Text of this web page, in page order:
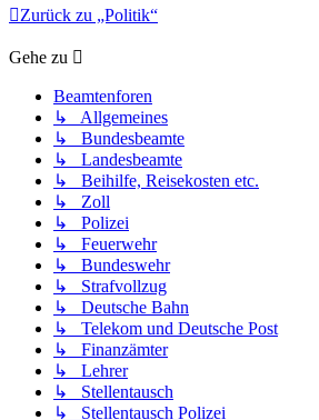
Zurück zu „Politik“
Gehe zu
Beamtenforen
↳ Allgemeines
↳ Bundesbeamte
↳ Landesbeamte
↳ Beihilfe, Reisekosten etc.
↳ Zoll
↳ Polizei
↳ Feuerwehr
↳ Bundeswehr
↳ Strafvollzug
↳ Deutsche Bahn
↳ Telekom und Deutsche Post
↳ Finanzämter
↳ Lehrer
↳ Stellentausch
↳ Stellentausch Polizei